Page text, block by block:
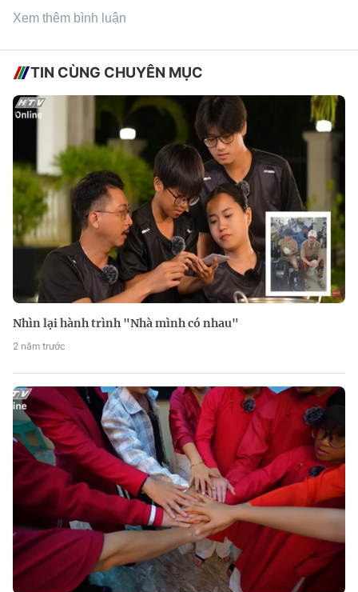
Xem thêm bình luận
TIN CÙNG CHUYÊN MỤC
Nhìn lại hành trình "Nhà mình có nhau"
2 năm trước